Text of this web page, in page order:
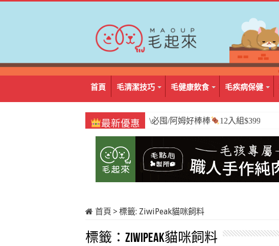
首頁 毛清潔技巧 毛健康飲食 毛疾病保健
最新優惠 \必囤/阿姆好棒棒 12入組$399
首頁 > 標籤: ZiwiPeak貓咪飼料
標籤： ZiwiPeak貓咪飼料